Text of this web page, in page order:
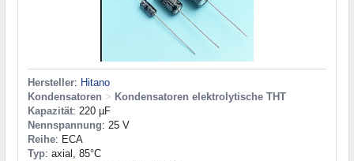
Hersteller: Hitano
Kondensatoren > Kondensatoren elektrolytische THT
Kapazität: 220 µF
Nennspannung: 25 V
Reihe: ECA
Typ: axial, 85°C